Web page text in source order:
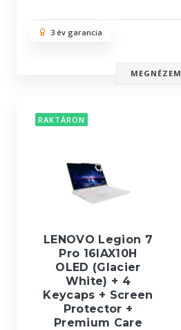
3 év garancia
MEGNÉZEM
RAKTÁRON
LENOVO Legion 7
Pro 16IAX10H
OLED (Glacier
White) + 4
Keycaps + Screen
Protector +
Premium Care